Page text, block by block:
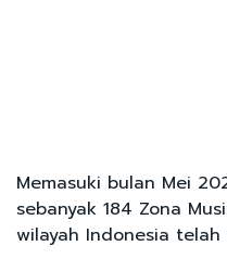
Memasuki bulan Mei
sebanyak 184 Zona
wilayah Indonesia telah